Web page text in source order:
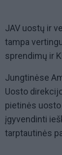
JAV uostų ir
tampa
sprendimų ir
Jungtinėse
Uosto
pietinės
įgyvendinti
tarptautinės